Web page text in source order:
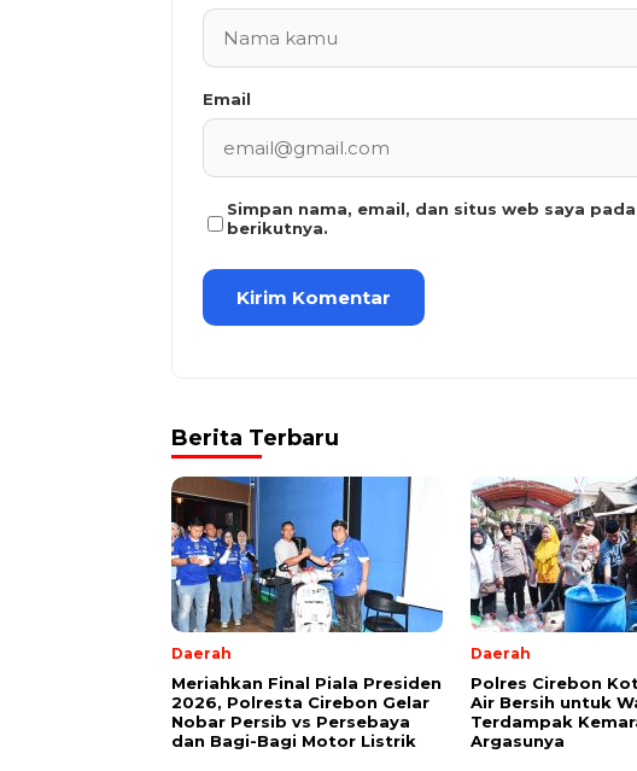
Email
Simpan nama, email, dan situs web saya
berikutnya.
Berita Terbaru
Daerah
Meriahkan Final Piala Presiden
2026, Polresta Cirebon Gelar
Nobar Persib vs Persebaya
dan Bagi-Bagi Motor Listrik
Daerah
Polres Cirebon
Air Bersih untuk
Terdampak
Argasunya